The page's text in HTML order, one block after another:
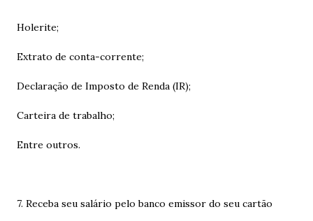
Holerite;
Extrato de conta-corrente;
Declaração de Imposto de Renda (IR);
Carteira de trabalho;
Entre outros.
7. Receba seu salário pelo banco emissor do seu cartão